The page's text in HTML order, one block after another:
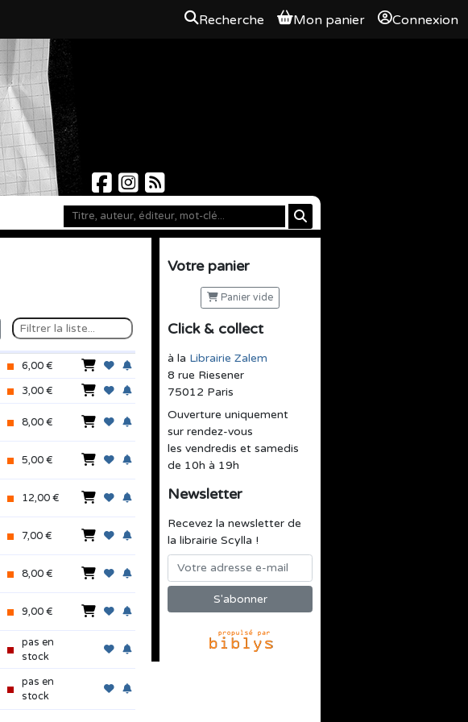
Recherche Mon panier Connexion
Votre panier
Panier vide
Click & collect
à la Librairie Zalem
8 rue Riesener
75012 Paris
Ouverture uniquement
sur rendez-vous
les vendredis et samedis
de 10h à 19h
Newsletter
Recevez la newsletter de
la librairie Scylla !
6,00 €
3,00 €
8,00 €
5,00 €
12,00 €
7,00 €
8,00 €
9,00 €
pas en
stock
pas en
stock